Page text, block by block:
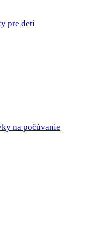
pre deti
na počúvanie